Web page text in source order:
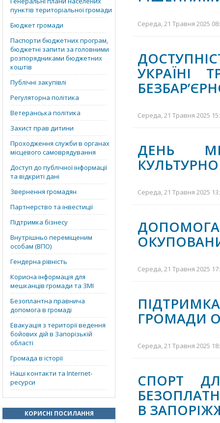
пунктів територіальної громади
Бюджет громади
Паспорти бюджетних програм,
бюджетні запити за головними
розпорядниками бюджетних
коштів
Публічні закупівлі
Регуляторна політика
Ветеранська політика
Захист прав дитини
Проходження служби в органах
місцевого самоврядування
Доступ до публічної інформації
та відкриті дані
Звернення громадян
Партнерство та інвестиції
Підтримка бізнесу
Внутрішньо переміщеним
особам (ВПО)
Гендерна рівність
Корисна інформація для
мешканців громади та ЗМІ
Безоплантна правнича
допомога в громаді
Евакуація з території ведення
бойових дій в Запорізькій
області
Громада в історії
Наші контакти та Internet-
ресурси
КОРИСНІ ПОСИЛАННЯ
Середа, 21 Травня 2025
УКРАЇНІ
Середа, 21 Травня 2025
ДЕНЬ
Середа, 21 Травня 2025
Середа, 21 Травня 2025
ГРОМАДИ
Середа, 21 Травня 2025
СПОРТ
В